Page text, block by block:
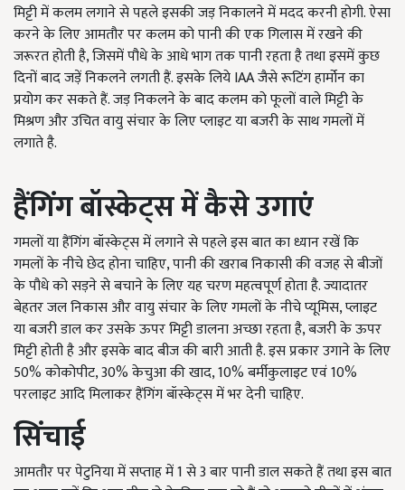
मिट्टी में कलम लगाने से पहले इसकी जड़ निकालने में मदद करनी होगी. ऐसा
करने के लिए आमतौर पर कलम को पानी की एक गिलास में रखने की
जरूरत होती है, जिसमें पौधे के आधे भाग तक पानी रहता है तथा इसमें कुछ
दिनों बाद जड़ें निकलने लगती हैं. इसके लिये IAA जैसे रूटिंग हार्मोन का
प्रयोग कर सकते हैं. जड़ निकलने के बाद कलम को फूलों वाले मिट्टी के
मिश्रण और उचित वायु संचार के लिए प्लाइट या बजरी के साथ गमलों में
लगाते है.
हैंगिंग बॉस्केट्स में कैसे उगाएं
गमलों या हैंगिंग बॉस्केट्स में लगाने से पहले इस बात का ध्यान रखें कि
गमलों के नीचे छेद होना चाहिए, पानी की खराब निकासी की वजह से बीजों
के पौधे को सड़ने से बचाने के लिए यह चरण महत्वपूर्ण होता है. ज्यादातर
बेहतर जल निकास और वायु संचार के लिए गमलों के नीचे प्यूमिस, प्लाइट
या बजरी डाल कर उसके ऊपर मिट्टी डालना अच्छा रहता है, बजरी के ऊपर
मिट्टी होती है और इसके बाद बीज की बारी आती है. इस प्रकार उगाने के लिए
50% कोकोपीट, 30% केचुआ की खाद, 10% बर्मीकुलाइट एवं 10%
परलाइट आदि मिलाकर हैंगिंग बॉस्केट्स में भर देनी चाहिए.
सिंचाई
आमतौर पर पेटुनिया में सप्ताह में 1 से 3 बार पानी डाल सकते हैं तथा इस बात